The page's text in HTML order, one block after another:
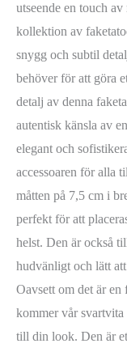
utseende en touch
kollektion av
snygg och subtil
behöver för att göra
detalj av denna
autentisk känsla av
elegant och
accessoaren för alla
måtten på 7,5 cm i
perfekt för att
helst. Den är också
hudvänligt och lätt
Oavsett om det är en
kommer vår
till din look. Den är